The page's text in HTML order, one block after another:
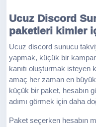
Ucuz Discord
paketleri kimler
Ucuz discord sunucu
yapmak, küçük bir
kanıtı oluşturmak isteyen
amaç her zaman en
küçük bir paket, hesabın
adımı görmek için daha
Paket seçerken hesabın